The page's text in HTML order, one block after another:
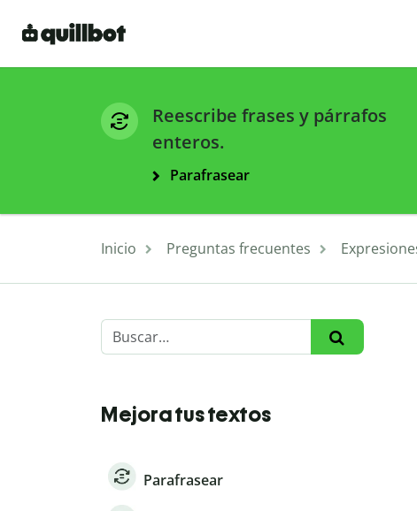
Reescribe frases y párrafos
enteros.
Parafrasear
Inicio Preguntas frecuentes
Mejora tus textos
Parafrasear